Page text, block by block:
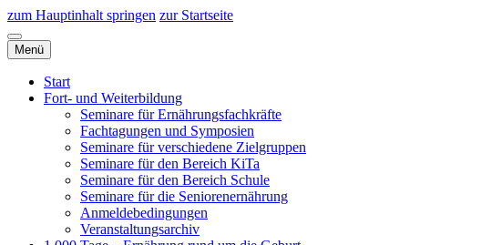
zum Hauptinhalt springen zur Startseite
Menü
Start
Fort- und Weiterbildung
Seminare für Ernährungsfachkräfte
Fachtagungen und Symposien
Seminare für verschiedene Zielgruppen
Seminare für den Bereich KiTa
Seminare für den Bereich Schule
Seminare für die Seniorenernährung
Anmeldebedingungen
Veranstaltungsarchiv